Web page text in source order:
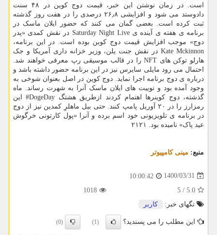
است. در زمان نوشتن این خبر، قیمت دوج کوین در ۴۸ سنت
دادوستد می شود و افزایشی ۲۶٫۸ درصدی را در هفت روز گذشته
ثبت کرده است. بعضی گمان می کنند که حضور ایلان ماسک در
برنامه ی هفته ی آینده ی Saturday Night Live در نقش کمدی «پدر
دوج» موجب افزایش قیمت دوج کوین بوده است. در این برنامه،
Kate Mckinnon در نقش جنت یلن، وزیر خزانه داری آمریکا و جک
هارلو توکن های NFT را در قالب موسیقی رپ معرفی خواهند شد.
احتمال می رود مایلی سایرس نیز در این برنامه حضور داشته باشد و
درباره ی دوج برنامه اجرا نماید. دوج کوین در اصل بعنوان شوخی به
وجود آمده بود و توییت های ایلان ماسک آنرا به شهرت رساند. ماه
گذشته، دوج کوینرها اهتمام کردند ازطریق هشتگ DogeDay# این
رمزارز را در ۲۰ آوریل پامپ کنند. حتی بیل ماهلرِ کمدین نیز از دوج
در برنامه ی تلویزیونی خود اسم برده و آنرا «پول کارتونی خرگوش
عید پاک» نامیده بود. ۲۱۲۱
منبع: مینی كامپیوتر
1400/03/31
10:00:42
5.0
/
5
1018
تگهای خبر:
كاربر
این مطلب را می پسندید؟ (1)
(0)